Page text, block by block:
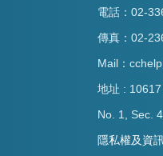
電話：02-
傳真：02-
Mail：
地址 :
No. 1, Sec.
隱私權及資